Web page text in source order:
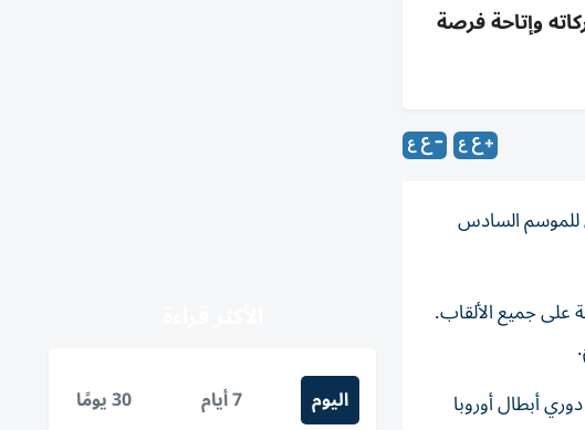
مع تقليل مشاركاته وإتاحة فرصة
ليستمر مع النادي البافاري للموسم السادس
على جميع الألقاب.
وفاز مع بايرن بلقب دوري أبطال أوروبا
اليوم 7 أيام 30 يومًا